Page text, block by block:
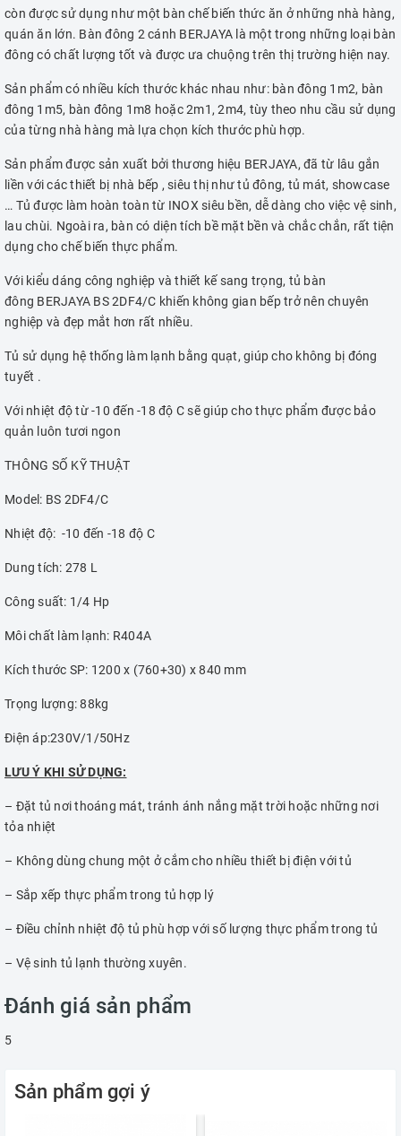
còn được sử dụng như một bàn chế biến thức ăn ở những nhà hàng,
quán ăn lớn. Bàn đông 2 cánh BERJAYA là một trong những loại bàn
đông có chất lượng tốt và được ưa chuộng trên thị trường hiện nay.
Sản phẩm có nhiều kích thước khác nhau như: bàn đông 1m2, bàn
đông 1m5, bàn đông 1m8 hoặc 2m1, 2m4, tùy theo nhu cầu sử dụng
của từng nhà hàng mà lựa chọn kích thước phù hợp.
Sản phẩm được sản xuất bởi thương hiệu BERJAYA, đã từ lâu gắn
liền với các thiết bị nhà bếp , siêu thị như tủ đông, tủ mát, showcase
… Tủ được làm hoàn toàn từ INOX siêu bền, dễ dàng cho việc vệ sinh,
lau chùi. Ngoài ra, bàn có diện tích bề mặt bền và chắc chắn, rất tiện
dụng cho chế biến thực phẩm.
Với kiểu dáng công nghiệp và thiết kế sang trọng, tủ bàn
đông BERJAYA BS 2DF4/C khiến không gian bếp trở nên chuyên
nghiệp và đẹp mắt hơn rất nhiều.
Tủ sử dụng hệ thống làm lạnh bằng quạt, giúp cho không bị đóng
tuyết .
Với nhiệt độ từ -10 đến -18 độ C sẽ giúp cho thực phẩm được bảo
quản luôn tươi ngon
THÔNG SỐ KỸ THUẬT
Model: BS 2DF4/C
Nhiệt độ: -10 đến -18 độ C
Dung tích: 278 L
Công suất: 1/4 Hp
Môi chất làm lạnh: R404A
Kích thước SP: 1200 x (760+30) x 840 mm
Trọng lượng: 88kg
Điện áp:230V/1/50Hz
LƯU Ý KHI SỬ DỤNG:
– Đặt tủ nơi thoáng mát, tránh ánh nắng mặt trời hoặc những nơi
tỏa nhiệt
– Không dùng chung một ở cắm cho nhiều thiết bị điện với tủ
– Sắp xếp thực phẩm trong tủ hợp lý
– Điều chỉnh nhiệt độ tủ phù hợp với số lượng thực phẩm trong tủ
– Vệ sinh tủ lạnh thường xuyên.
Đánh giá sản phẩm
5
Sản phẩm gợi ý